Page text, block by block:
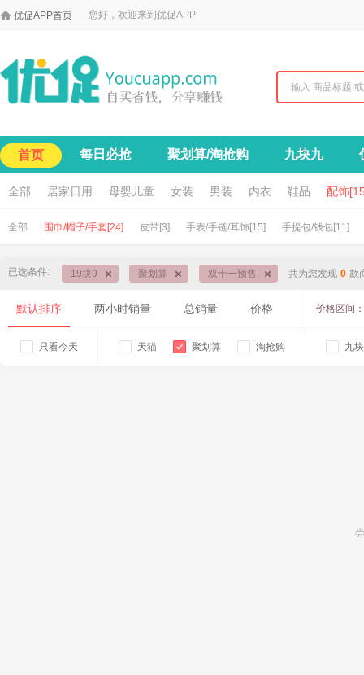
 优促APP首页 您好，欢迎来到优促APP
首页 每日必抢 聚划算/淘抢购 九块九
全部 居家日用 母婴儿童 女装 男装 内衣 鞋品 配饰
全部 围巾/帽子/手套[24] 皮带[3] 手表/手链/耳饰[15] 手提包/钱包[11]
已选条件: 19块9 聚划算 双十一预售 共为您发现 0 款
默认排序 两小时销量 总销量 价格 价格区间：
只看今天 天猫 聚划算 淘抢购 九